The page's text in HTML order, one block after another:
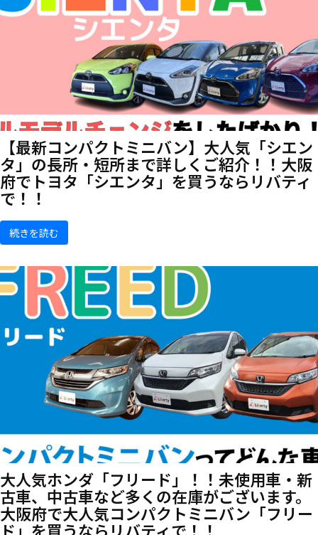
【最新コンパクトミニバン】大人気「シエン
タ」の長所・短所まで詳しくご紹介！！大阪
府でトヨタ「シエンタ」を買うならリバティ
で！！
続きを読む
大人気ホンダ「フリード」！！未使用車・新
古車、中古車など多くの在庫がございます。
大阪府で大人気コンパクトミニバン「フリー
ド」を買うならリバティで！！